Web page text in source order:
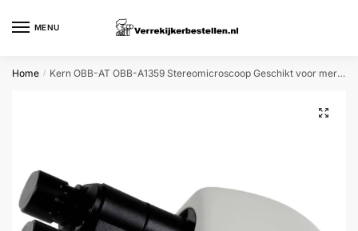
MENU
Home / Kern OBB-AT OBB-A1359 Stereomicroscoop Geschikt voor merk (microscoop) Kern